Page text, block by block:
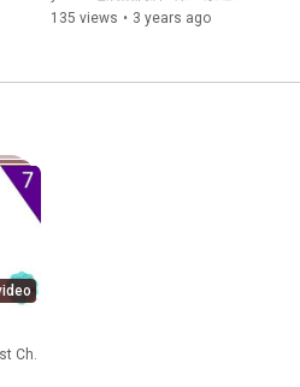
り抜きアーカイブ】【タイム
135 views • 3 years ago
Ch.